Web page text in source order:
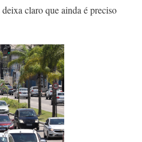
claro que ainda é preciso